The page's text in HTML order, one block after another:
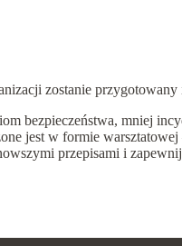
zostanie
bezpieczeństwa, mniej
jest w formie
przepisami i